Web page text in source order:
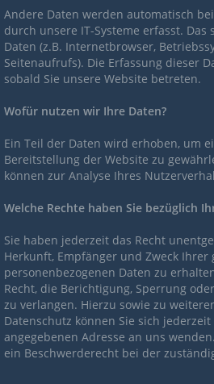
Andere Daten werden automatisch
durch unsere IT-Systeme erfasst.
Daten (z.B. Internetbrowser,
Seitenaufrufs). Die Erfassung dieser
sobald Sie unsere Website betreten.
Wofür nutzen wir Ihre Daten?
Ein Teil der Daten wird erhoben, um
Bereitstellung der Website zu
können zur Analyse Ihres
Welche Rechte haben Sie bezüglich
Sie haben jederzeit das Recht
Herkunft, Empfänger und Zweck Ihrer
personenbezogenen Daten zu
Recht, die Berichtigung, Sperrung
zu verlangen. Hierzu sowie zu
Datenschutz können Sie sich
angegebenen Adresse an uns
ein Beschwerderecht bei der